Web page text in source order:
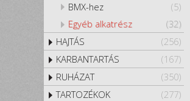
(5)
BMX-hez
(32)
Egyéb alkatrész
(256)
HAJTÁS
(167)
KARBANTARTÁS
(350)
RUHÁZAT
(277)
TARTOZÉKOK